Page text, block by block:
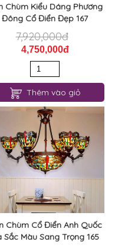
Chùm Kiểu Dáng Phương
Đông Cổ Điển Đẹp 167
7,920,000đ
4,750,000đ
Thêm vào giỏ
Chùm Cổ Điển Anh Quốc
Sắc Màu Sang Trọng 165